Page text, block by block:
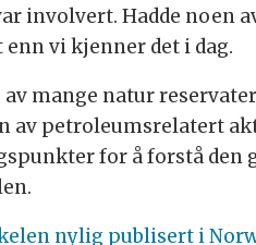
involvert. Hadde noen
vi kjenner det i dag.
mange natur
petroleumsrelatert
for å forstå den
nylig publisert i